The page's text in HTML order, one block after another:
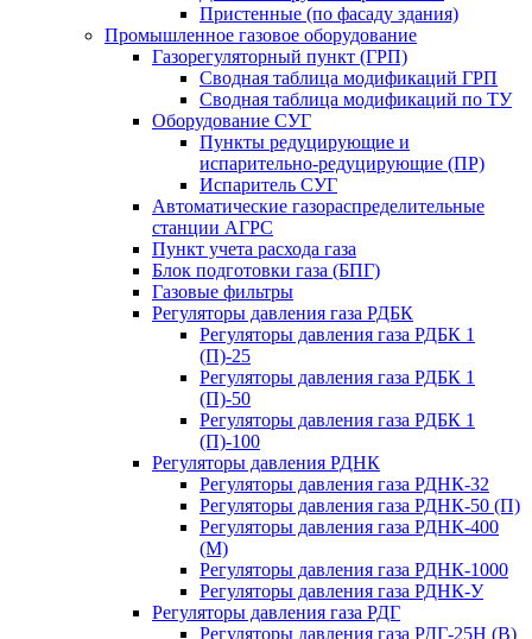
Пристенные (по фасаду здания)
Промышленное газовое оборудование
Газорегуляторный пункт (ГРП)
Сводная таблица модификаций ГРП
Сводная таблица модификаций по ТУ
Оборудование СУГ
Пункты редуцирующие и
испарительно-редуцирующие (ПР)
Испаритель СУГ
Автоматические газораспределительные
станции АГРС
Пункт учета расхода газа
Блок подготовки газа (БПГ)
Газовые фильтры
Регуляторы давления газа РДБК
Регуляторы давления газа РДБК 1
(П)-25
Регуляторы давления газа РДБК 1
(П)-50
Регуляторы давления газа РДБК 1
(П)-100
Регуляторы давления РДНК
Регуляторы давления газа РДНК-32
Регуляторы давления газа РДНК-50 (П)
Регуляторы давления газа РДНК-400
(М)
Регуляторы давления газа РДНК-1000
Регуляторы давления газа РДНК-У
Регуляторы давления газа РДГ
Регуляторы давления газа РДГ-25Н (В)